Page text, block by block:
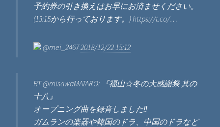
予約券の引き換えはお早にお済ませください。
(13:15から行っております。) https://t.co/…
@mei_24672018/12/22 15:12
RT @misawaMATARO: 『福山☆冬の大感謝祭 其の
十八』
オープニング曲を録音しました‼️
ガムランの楽器や韓国のドラ、中国のドラなど